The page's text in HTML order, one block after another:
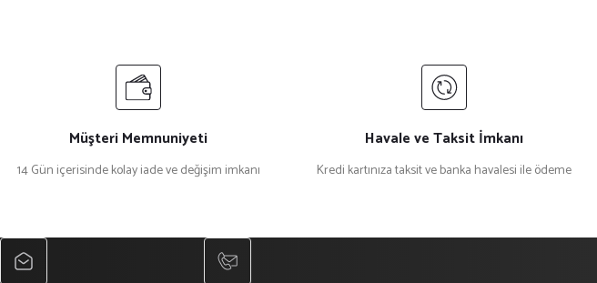
Müşteri Memnuniyeti
14 Gün içerisinde kolay iade ve değişim imkanı
Havale ve Taksit İmkanı
Kredi kartınıza taksit ve banka havalesi ile ödeme